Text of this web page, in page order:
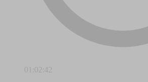
01:02:42